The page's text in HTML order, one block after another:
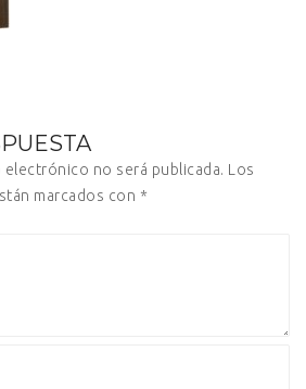
no será publicada. Los
marcados con *